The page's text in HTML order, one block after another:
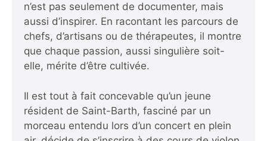
n’est pas seulement de documenter, mais
aussi d’inspirer. En racontant les parcours de
chefs, d’artisans ou de thérapeutes, il montre
que chaque passion, aussi singulière soit-
elle, mérite d’être cultivée.
Il est tout à fait concevable qu’un jeune
résident de Saint-Barth, fasciné par un
morceau entendu lors d’un concert en plein